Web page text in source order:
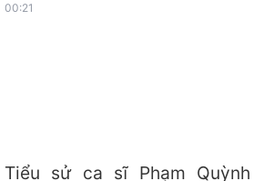
00:21
Tiểu sử ca sĩ Phạm Quỳnh